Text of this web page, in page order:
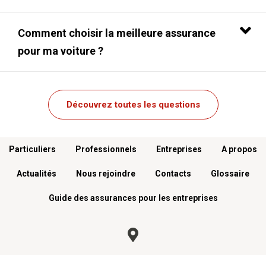
Comment choisir la meilleure assurance
pour ma voiture ?
Découvrez toutes les questions
Menu footer
Particuliers Professionnels Entreprises A propos
Actualités Nous rejoindre Contacts Glossaire
Guide des assurances pour les entreprises